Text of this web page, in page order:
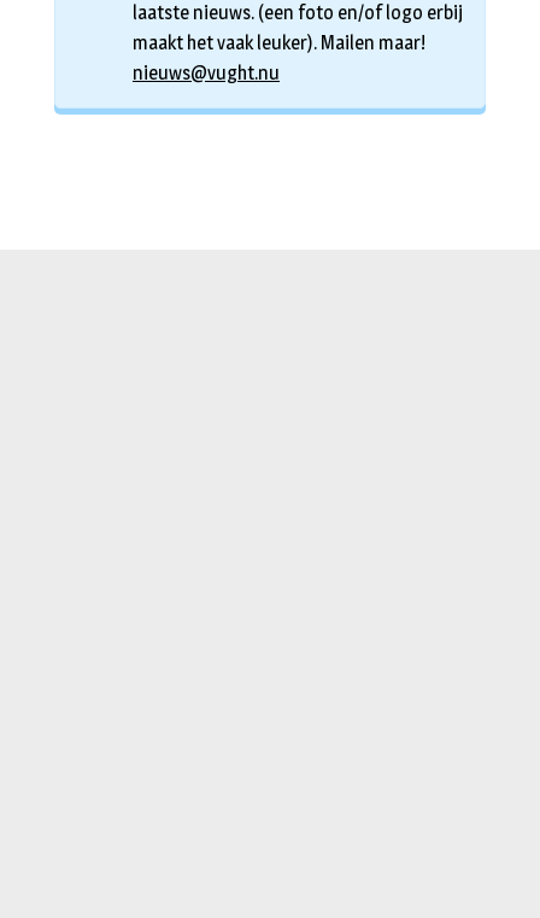
laatste nieuws. (een foto en/of logo erbij
maakt het vaak leuker). Mailen maar!
nieuws@vught.nu